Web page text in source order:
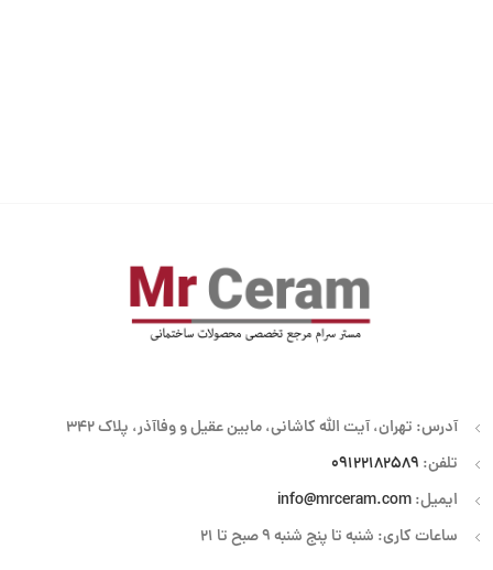
آدرس: تهران، آیت الله کاشانی، مابین عقیل و وفاآذر، پلاک 342
تلفن: 09122182589
ایمیل:info@mrceram.com
ساعات کاری: شنبه تا پنج شنبه 9 صبح تا 21